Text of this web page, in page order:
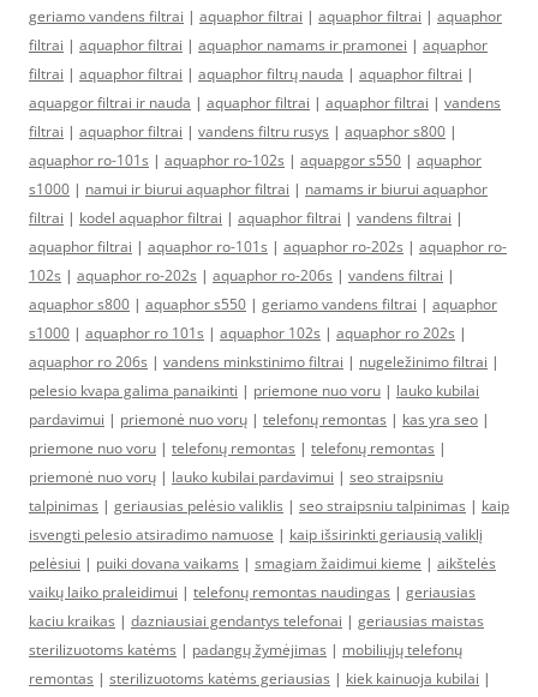
geriamo vandens filtrai | aquaphor filtrai | aquaphor filtrai | aquaphor
filtrai | aquaphor filtrai | aquaphor namams ir pramonei | aquaphor
filtrai | aquaphor filtrai | aquaphor filtrų nauda | aquaphor filtrai |
aquapgor filtrai ir nauda | aquaphor filtrai | aquaphor filtrai | vandens
filtrai | aquaphor filtrai | vandens filtru rusys | aquaphor s800 |
aquaphor ro-101s | aquaphor ro-102s | aquapgor s550 | aquaphor
s1000 | namui ir biurui aquaphor filtrai | namams ir biurui aquaphor
filtrai | kodel aquaphor filtrai | aquaphor filtrai | vandens filtrai |
aquaphor filtrai | aquaphor ro-101s | aquaphor ro-202s | aquaphor ro-
102s | aquaphor ro-202s | aquaphor ro-206s | vandens filtrai |
aquaphor s800 | aquaphor s550 | geriamo vandens filtrai | aquaphor
s1000 | aquaphor ro 101s | aquaphor 102s | aquaphor ro 202s |
aquaphor ro 206s | vandens minkstinimo filtrai | nugeležinimo filtrai |
pelesio kvapa galima panaikinti | priemone nuo voru | lauko kubilai
pardavimui | priemonė nuo vorų | telefonų remontas | kas yra seo |
priemone nuo voru | telefonų remontas | telefonų remontas |
priemonė nuo vorų | lauko kubilai pardavimui | seo straipsniu
talpinimas | geriausias pelėsio valiklis | seo straipsniu talpinimas | kaip
isvengti pelesio atsiradimo namuose | kaip išsirinkti geriausią valiklį
pelėsiui | puiki dovana vaikams | smagiam žaidimui kieme | aikštelės
vaikų laiko praleidimui | telefonų remontas naudingas | geriausias
kaciu kraikas | dazniausiai gendantys telefonai | geriausias maistas
sterilizuotoms katėms | padangų žymėjimas | mobiliųjų telefonų
remontas | sterilizuotoms katėms geriausias | kiek kainuoja kubilai |